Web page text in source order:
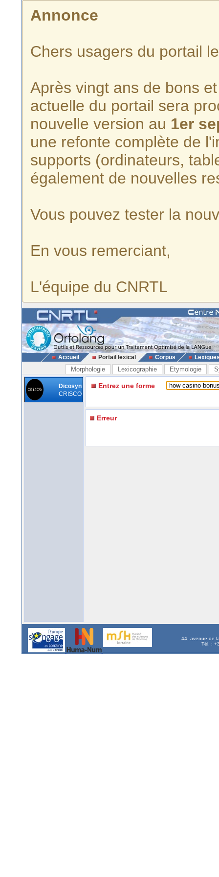
Annonce
Chers usagers du portail
Après vingt ans de bons
actuelle du portail sera
nouvelle version au 1er
une refonte complète de
supports (ordinateurs,
également de nouvelles
Vous pouvez tester la
En vous remerciant,
L'équipe du CNRTL
Accueil Portail lexical Corpus
Morphologie Lexicographie Etymologie
Dicosyn
CRISCO
Entrez une forme
Erreur
44, avenue de
Tél. :